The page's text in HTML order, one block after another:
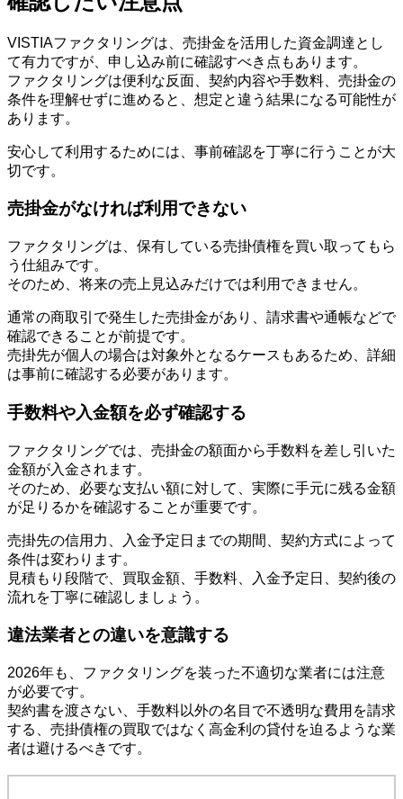
VISTIAファクタリングは、売掛金を活用した資金調達とし
て有力ですが、申し込み前に確認すべき点もあります。
ファクタリングは便利な反面、契約内容や手数料、売掛金の
条件を理解せずに進めると、想定と違う結果になる可能性が
あります。
安心して利用するためには、事前確認を丁寧に行うことが大
切です。
売掛金がなければ利用できない
ファクタリングは、保有している売掛債権を買い取ってもら
う仕組みです。
そのため、将来の売上見込みだけでは利用できません。
通常の商取引で発生した売掛金があり、請求書や通帳などで
確認できることが前提です。
売掛先が個人の場合は対象外となるケースもあるため、詳細
は事前に確認する必要があります。
手数料や入金額を必ず確認する
ファクタリングでは、売掛金の額面から手数料を差し引いた
金額が入金されます。
そのため、必要な支払い額に対して、実際に手元に残る金額
が足りるかを確認することが重要です。
売掛先の信用力、入金予定日までの期間、契約方式によって
条件は変わります。
見積もり段階で、買取金額、手数料、入金予定日、契約後の
流れを丁寧に確認しましょう。
違法業者との違いを意識する
2026年も、ファクタリングを装った不適切な業者には注意
が必要です。
契約書を渡さない、手数料以外の名目で不透明な費用を請求
する、売掛債権の買取ではなく高金利の貸付を迫るような業
者は避けるべきです。